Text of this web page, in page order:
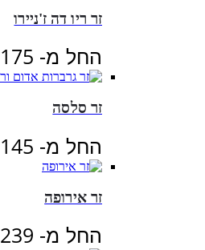
זר ריו דה ז'ניירו
החל מ- 175
זר סלסה
החל מ- 145
זר אירופה
החל מ- 239